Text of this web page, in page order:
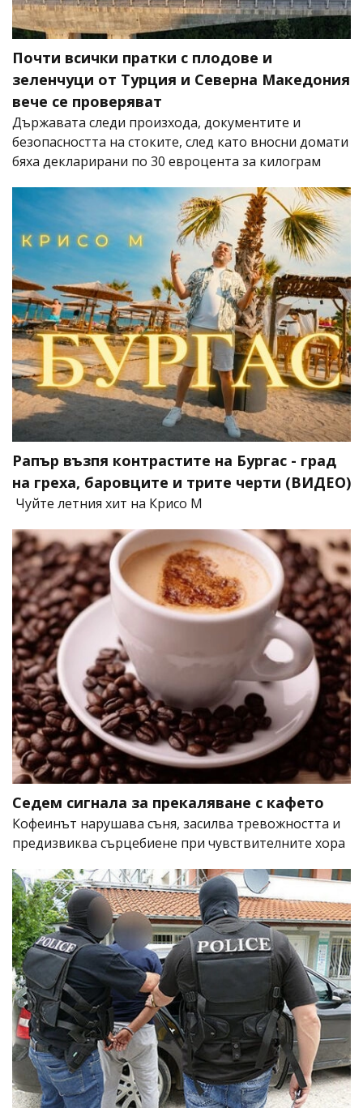
Почти всички пратки с плодове и
зеленчуци от Турция и Северна Македония
вече се проверяват
Държавата следи произхода, документите и
безопасността на стоките, след като вносни домати
бяха декларирани по 30 евроцента за килограм
Рапър възпя контрастите на Бургас - град
на греха, баровците и трите черти (ВИДЕО)
Чуйте летния хит на Крисо М
Седем сигнала за прекаляване с кафето
Кофеинът нарушава съня, засилва тревожността и
предизвиква сърцебиене при чувствителните хора